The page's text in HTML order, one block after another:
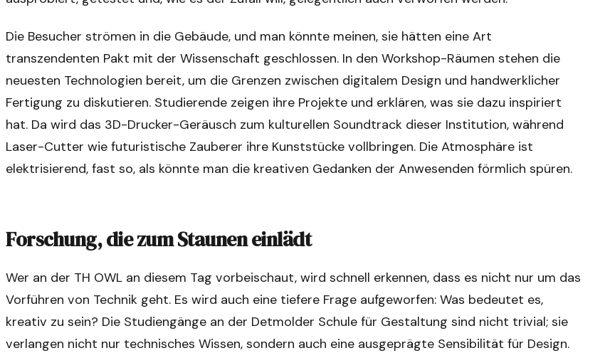
Die Besucher strömen in die Gebäude, und man könnte meinen, sie hätten eine Art
transzendenten Pakt mit der Wissenschaft geschlossen. In den Workshop-Räumen stehen die
neuesten Technologien bereit, um die Grenzen zwischen digitalem Design und handwerklicher
Fertigung zu diskutieren. Studierende zeigen ihre Projekte und erklären, was sie dazu inspiriert
hat. Da wird das 3D-Drucker-Geräusch zum kulturellen Soundtrack dieser Institution, während
Laser-Cutter wie futuristische Zauberer ihre Kunststücke vollbringen. Die Atmosphäre ist
elektrisierend, fast so, als könnte man die kreativen Gedanken der Anwesenden förmlich spüren.
Forschung, die zum Staunen einlädt
Wer an der TH OWL an diesem Tag vorbeischaut, wird schnell erkennen, dass es nicht nur um das
Vorführen von Technik geht. Es wird auch eine tiefere Frage aufgeworfen: Was bedeutet es,
kreativ zu sein? Die Studiengänge an der Detmolder Schule für Gestaltung sind nicht trivial; sie
verlangen nicht nur technisches Wissen, sondern auch eine ausgeprägte Sensibilität für Design.